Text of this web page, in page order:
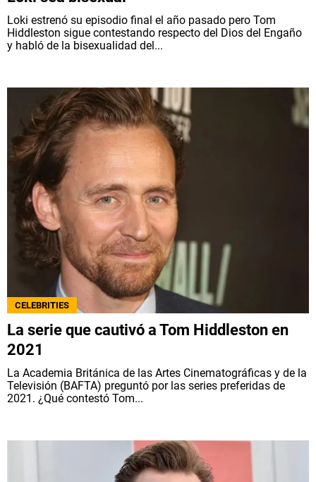
Loki estrenó su episodio final el año pasado pero Tom
Hiddleston sigue contestando respecto del Dios del Engaño
y habló de la bisexualidad del...
CELEBRITIES
La serie que cautivó a Tom Hiddleston en
2021
La Academia Británica de las Artes Cinematográficas y de la
Televisión (BAFTA) preguntó por las series preferidas de
2021. ¿Qué contestó Tom...